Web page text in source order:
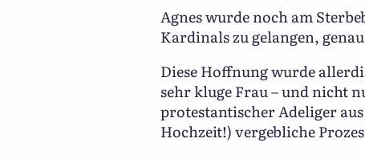
Agnes wurde noch am
Kardinals zu gelangen,
Diese Hoffnung wurde
sehr kluge Frau – und nicht
protestantischer Adeliger
Hochzeit!) vergebliche